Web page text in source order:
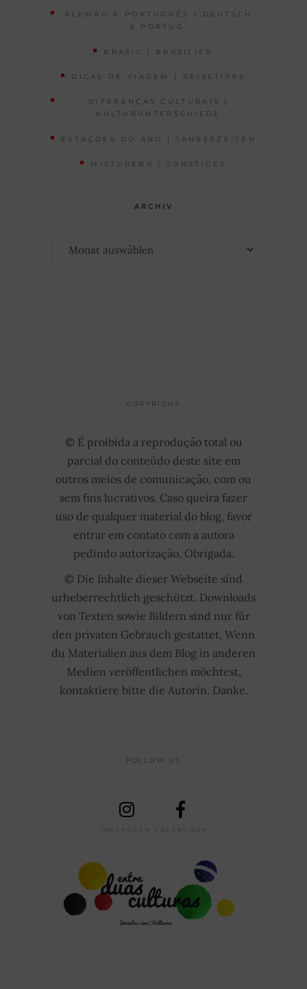
ALEMÃO & PORTUGUÊS | DEUTSCH
& PORTUG.
BRASIL | BRASILIEN
DICAS DE VIAGEM | REISETIPPS
DIFERENÇAS CULTURAIS |
KULTURUNTERSCHIEDE
ESTAÇÕES DO ANO | JAHRESZEITEN
MISTUREBA | SONSTIGES
ARCHIV
COPYRIGHT
© É proibida a reprodução total ou
parcial do conteúdo deste site em
outros meios de comunicação, com ou
sem fins lucrativos. Caso queira fazer
uso de qualquer material do blog, favor
entrar em contato com a autora
pedindo autorização. Obrigada.
© Die Inhalte dieser Webseite sind
urheberrechtlich geschützt. Downloads
von Texten sowie Bildern sind nur für
den privaten Gebrauch gestattet. Wenn
du Materialien aus dem Blog in anderen
Medien veröffentlichen möchtest,
kontaktiere bitte die Autorin. Danke.
FOLLOW US
INSTAGRAM FACEBOOOK